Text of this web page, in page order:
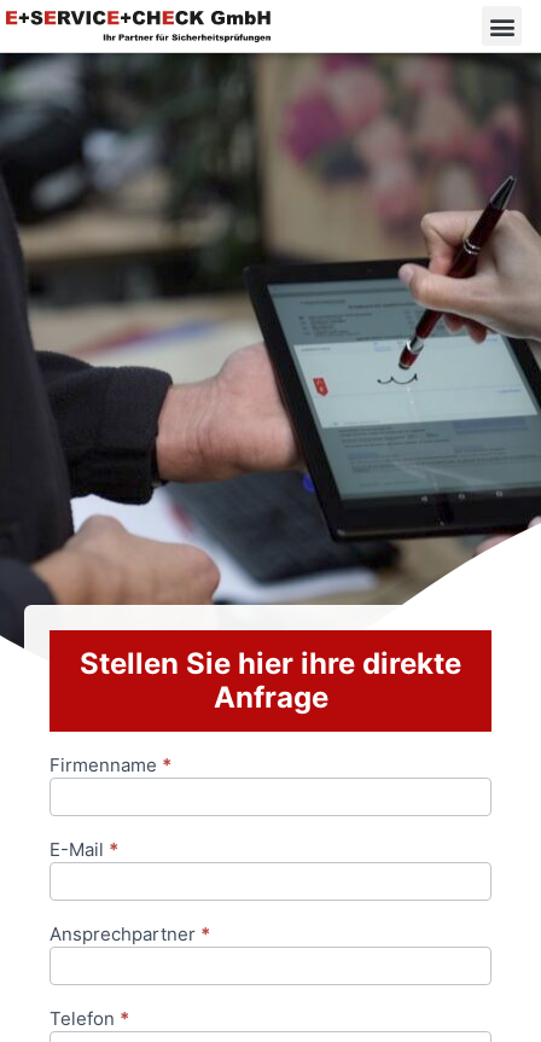
Stellen Sie hier ihre direkte
Anfrage
Anfrageformular
Firmenname *
E-Mail *
Ansprechpartner *
Telefon *